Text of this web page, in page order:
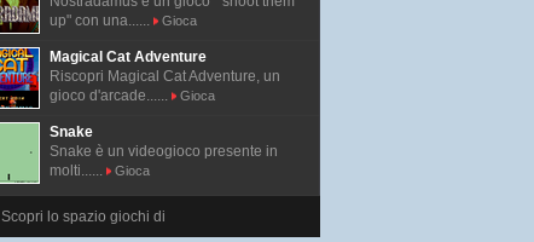
up" con una......
Gioca
Magical Cat Adventure
Riscopri Magical Cat Adventure, un
gioco d'arcade......
Gioca
Snake
Snake è un videogioco presente in
molti......
Gioca
Scopri lo spazio giochi di